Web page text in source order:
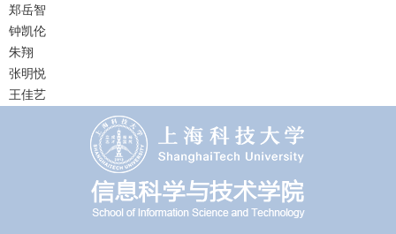
郑岳智
钟凯伦
朱翔
张明悦
王佳艺